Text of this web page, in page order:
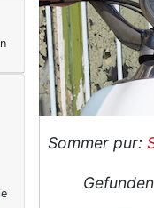
Sommer pur: